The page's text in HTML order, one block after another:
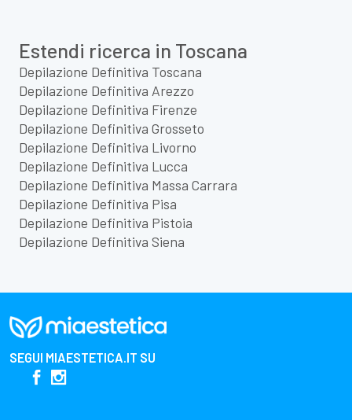
Estendi ricerca in Toscana
Depilazione Definitiva Toscana
Depilazione Definitiva Arezzo
Depilazione Definitiva Firenze
Depilazione Definitiva Grosseto
Depilazione Definitiva Livorno
Depilazione Definitiva Lucca
Depilazione Definitiva Massa Carrara
Depilazione Definitiva Pisa
Depilazione Definitiva Pistoia
Depilazione Definitiva Siena
SEGUI MIAESTETICA.IT SU